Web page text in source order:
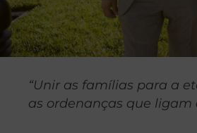
“Unir as famílias para a
as ordenanças que ligam